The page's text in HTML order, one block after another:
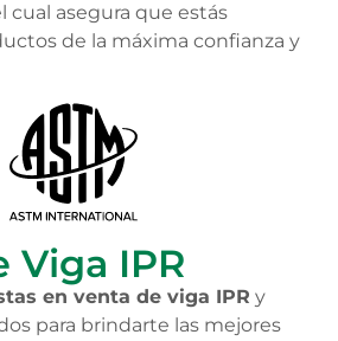
cual asegura que estás
de la máxima confianza y
Viga IPR
en venta de viga IPR y
para brindarte las mejores